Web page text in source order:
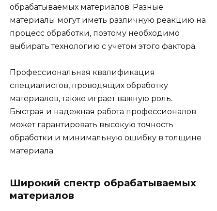
обрабатываемых материалов. Разные
материалы могут иметь различную реакцию на
процесс обработки, поэтому необходимо
выбирать технологию с учетом этого фактора.
Профессиональная квалификация
специалистов, проводящих обработку
материалов, также играет важную роль.
Быстрая и надежная работа профессионалов
может гарантировать высокую точность
обработки и минимальную ошибку в толщине
материала.
Широкий спектр обрабатываемых
материалов